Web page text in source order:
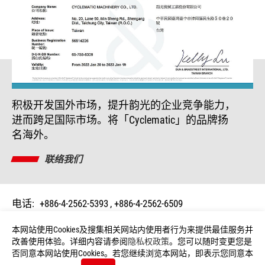
积极开发国外市场，提升韵光的企业竞争能力，
进而跨足国际市场。将「Cyclematic」的品牌扬
名海外。
联络我们
电话: +886-4-2562-5393 +886-4-2562-6509
地址: 台湾台中市神冈区民生路50巷20号
© 2026 Copyright CYCLEMATIC. All Rights Reserved.
本网站使用Cookies及搜集相关网站内使用者行为来提供最佳服务并
改善使用体验。详细内容请参阅 隐私权政策。您可以随时变更您是
否同意本网站使用Cookies。若您继续浏览本网站，即表示您同意本